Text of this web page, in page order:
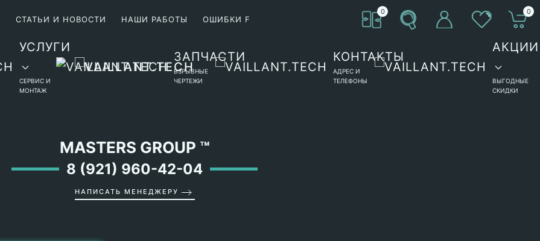
СТАТЬИ И НОВОСТИ НАШИ РАБОТЫ ОШИБКИ F
0 0
УСЛУГИ
СЕРВИС И
МОНТАЖ
ЗАПЧАСТИ
ВЗРЫВНЫЕ
ЧЕРТЕЖИ
КОНТАКТЫ
АДРЕС И
ТЕЛЕФОНЫ
АКЦИИ
ВЫГОДНЫЕ
СКИДКИ
MASTERS GROUP ™
8 (921) 960-42-04
НАПИСАТЬ МЕНЕДЖЕРУ